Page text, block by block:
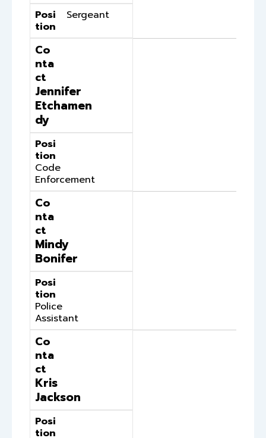
Posi
tion
Sergeant
Co
nta
ct
Jennifer
Etchamen
dy
Posi
tion
Code
Enforcement
Co
nta
ct
Mindy
Bonifer
Posi
tion
Police
Assistant
Co
nta
ct
Kris
Jackson
Posi
tion